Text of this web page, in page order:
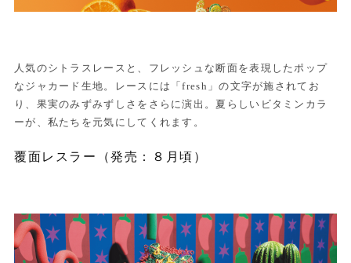
人気のシトラスレースと、フレッシュな断面を表現したポップ
なジャカード生地。レースには「fresh」の文字が施されてお
り、果実のみずみずしさをさらに演出。夏らしいビタミンカラ
ーが、私たちを元気にしてくれます。
覆面レスラー（発売：８月頃）